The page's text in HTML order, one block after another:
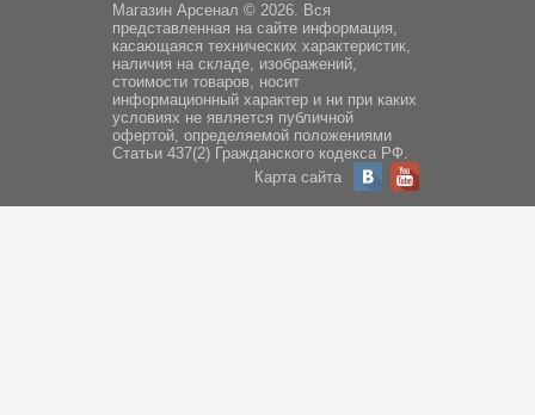
Магазин Арсенал © 2026. Вся
представленная на сайте информация,
касающаяся технических характеристик,
наличия на складе, изображений,
стоимости товаров, носит
информационный характер и ни при каких
условиях не является публичной
офертой, определяемой положениями
Статьи 437(2) Гражданского кодекса РФ.
Карта сайта